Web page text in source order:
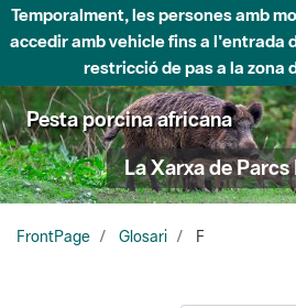
Temporalment, les persones amb
accedir amb vehicle fins a l'entrada
restricció de pas a la zona
Pesta porcina africana
La Xarxa de Parcs
FrontPage Glosari F